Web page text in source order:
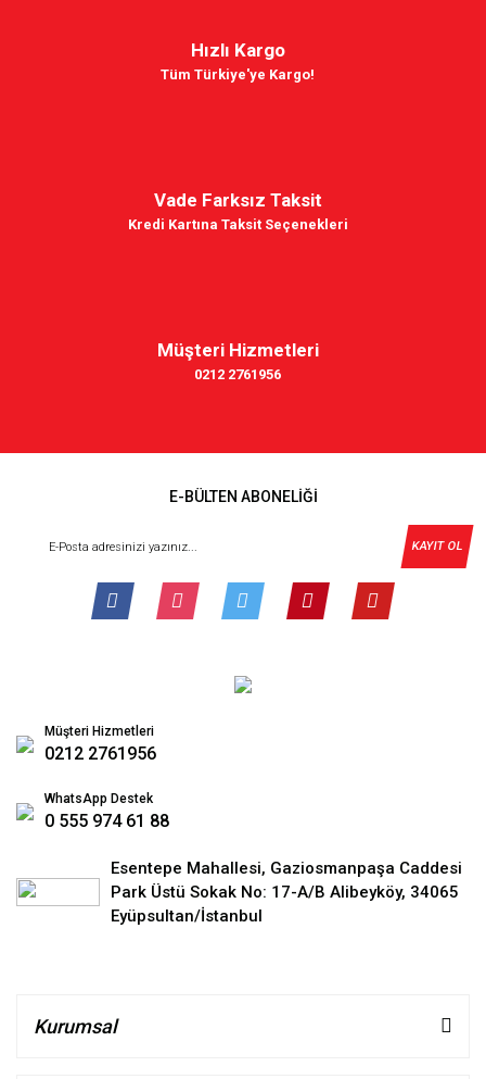
Hızlı Kargo
Tüm Türkiye'ye Kargo!
Vade Farksız Taksit
Kredi Kartına Taksit Seçenekleri
Müşteri Hizmetleri
0212 2761956
E-BÜLTEN ABONELİĞİ
KAYIT OL
Müşteri Hizmetleri
0212 2761956
WhatsApp Destek
0 555 974 61 88
Esentepe Mahallesi, Gaziosmanpaşa Caddesi
Park Üstü Sokak No: 17-A/B Alibeyköy, 34065
Eyüpsultan/İstanbul
Kurumsal